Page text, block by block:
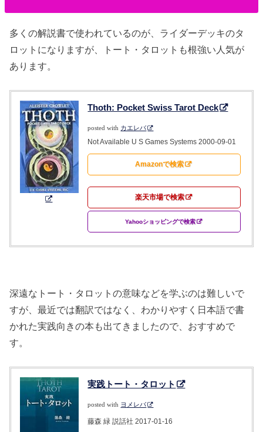
多くの解説書で使われているのが、ライダーデッキのタ
ロットになりますが、トート・タロットも根強い人気が
あります。
Thoth: Pocket Swiss Tarot Deck
posted with カエレバ
Not Available U S Games Systems 2000-09-01
Amazonで検索
楽天市場で検索
Yahooショッピングで検索
深遠なトート・タロットの意味などを学ぶのは難しいで
すが、最近では翻訳ではなく、わかりやすく日本語で書
かれた実践向きの本も出てきましたので、おすすめで
す。
実践トート・タロット
posted with ヨメレバ
藤森 緑 説話社 2017-01-16